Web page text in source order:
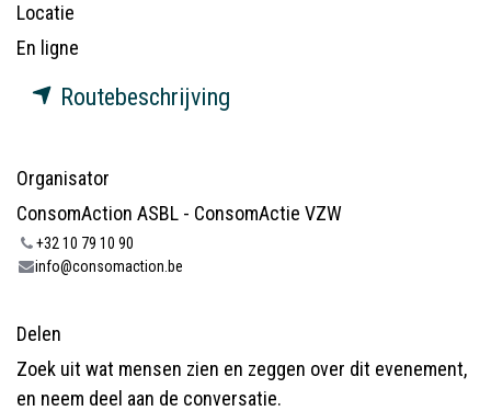
Locatie
En ligne
Routebeschrijving
Organisator
ConsomAction ASBL - ConsomActie VZW
+32 10 79 10 90
info@consomaction.be
Delen
Zoek uit wat mensen zien en zeggen over dit evenement,
en neem deel aan de conversatie.